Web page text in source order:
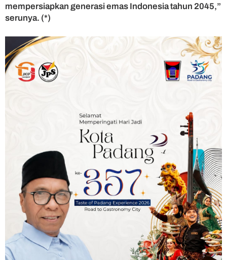
mempersiapkan generasi emas Indonesia tahun 2045,”
serunya. (*)